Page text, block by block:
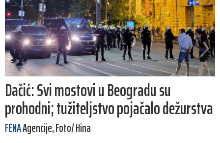
Dačić: Svi mostovi u Beogradu su
prohodni; tužiteljstvo pojačalo dežurstva
FENAAgencije, Foto/ Hina